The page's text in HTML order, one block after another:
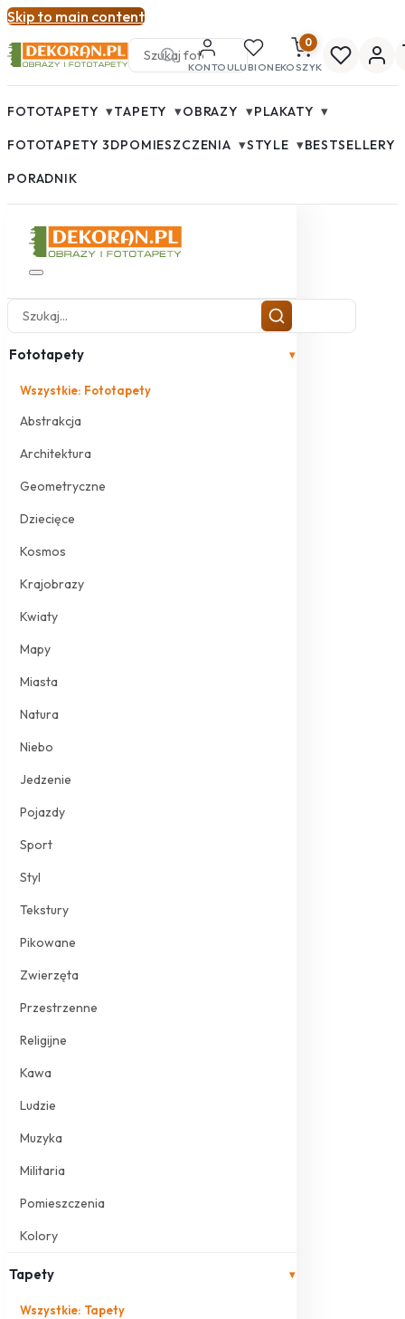
Skip to main content
KONTOULUBIONE
0
KOSZYK
FOTOTAPETY ▾TAPETY ▾OBRAZY ▾PLAKATY ▾
FOTOTAPETY 3DPOMIESZCZENIA ▾STYLE ▾BESTSELLERY
PORADNIK
Fototapety ▾
Wszystkie: Fototapety
Abstrakcja
Architektura
Geometryczne
Dziecięce
Kosmos
Krajobrazy
Kwiaty
Mapy
Miasta
Natura
Niebo
Jedzenie
Pojazdy
Sport
Styl
Tekstury
Pikowane
Zwierzęta
Przestrzenne
Religijne
Kawa
Ludzie
Muzyka
Militaria
Pomieszczenia
Kolory
Tapety ▾
Wszystkie: Tapety